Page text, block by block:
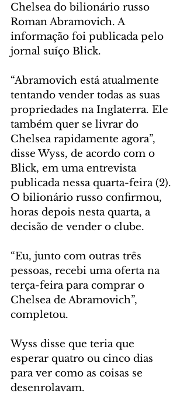
Chelsea do bilionário russo
Roman Abramovich. A
informação foi publicada pelo
jornal suíço Blick.
“Abramovich está atualmente
tentando vender todas as suas
propriedades na Inglaterra. Ele
também quer se livrar do
Chelsea rapidamente agora”,
disse Wyss, de acordo com o
Blick, em uma entrevista
publicada nessa quarta-feira (2).
O bilionário russo confirmou,
horas depois nesta quarta, a
decisão de vender o clube.
“Eu, junto com outras três
pessoas, recebi uma oferta na
terça-feira para comprar o
Chelsea de Abramovich”,
completou.
Wyss disse que teria que
esperar quatro ou cinco dias
para ver como as coisas se
desenrolavam.